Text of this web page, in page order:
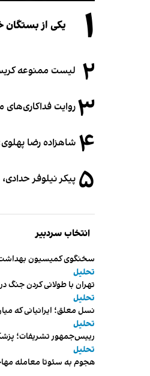
۱ یکی از
۲ لیست ممنوعه کریستیانو؛ ۱۰ چهره‌ای که در مراسم عروسی
۳روایت فداکاری‌های محمد صلاح؛ از
۴ شاهزاده رضا
۵ پیکر نیلوفر
انتخاب سردبیر
سخنگوی کمیسیون بهداشت مجلس: حذف ارز دارو
تحلیل
تهران با طولانی کردن جنگ
تحلیل
نسل معلق؛ ایرانیانی که
تحلیل
رییس‌جمهور تشریفات؛
تحلیل
هجوم به سئوتا معامله